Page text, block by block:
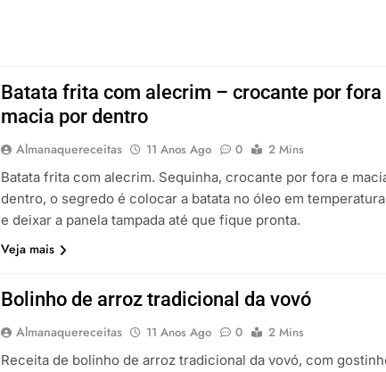
Batata frita com alecrim – crocante por fora
macia por dentro
Almanaquereceitas 11 Anos Ago 0
2 Mins
Batata frita com alecrim. Sequinha, crocante por fora e
dentro, o segredo é colocar a batata no óleo em
e deixar a panela tampada até que fique pronta.
Veja mais
Bolinho de arroz tradicional da vovó
Almanaquereceitas 11 Anos Ago 0
2 Mins
Receita de bolinho de arroz tradicional da vovó, com